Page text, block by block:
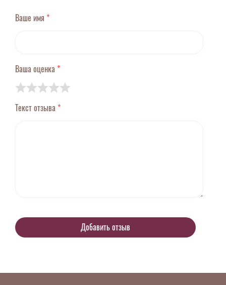
Ваше имя *
Ваша оценка *
Текст отзыва *